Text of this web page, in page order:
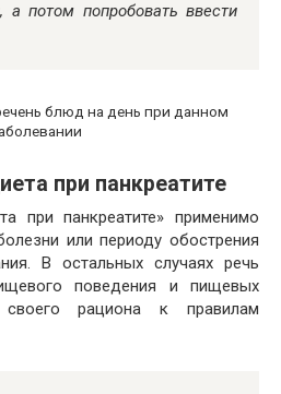
потом попробовать ввести
блюд на день при данном
при панкреатите
при панкреатите» применимо
или периоду обострения
В остальных случаях речь
поведения и пищевых
своего рациона к правилам